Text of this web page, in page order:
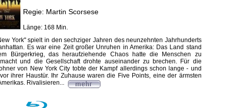
Regie: Martin Scorsese
Länge: 168 Min.
York" spielt in den sechziger Jahren des neunzehnten Jahrhunderts
Es war eine Zeit großer Unruhen in Amerika: Das Land stand
Bürgerkrieg, das heraufziehende Chaos hatte die Menschen zu
und die Gesellschaft drohte auseinander zu brechen. Für die
von New York City tobte der Kampf allerdings schon lange - und
ihrer Haustür. Ihr Zuhause waren die Five Points, eine der ärmsten
Rivalisieren...